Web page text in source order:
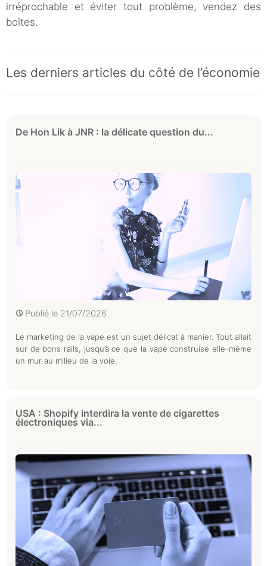
irréprochable et éviter tout problème, vendez des
boîtes.
Les derniers articles du côté de l’économie
De Hon Lik à JNR : la délicate question du...
Publié le 21/07/2026
Le marketing de la vape est un sujet délicat à manier. Tout allait
sur de bons rails, jusqu’à ce que la vape construise elle-même
un mur au milieu de la voie.
USA : Shopify interdira la vente de cigarettes
électroniques via...